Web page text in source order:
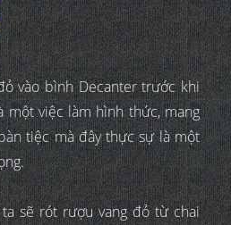
vào bình Decanter trước khi
một việc làm hình thức, mang
tiệc mà đây thực sự là một
sẽ rót rượu vang đỏ từ chai